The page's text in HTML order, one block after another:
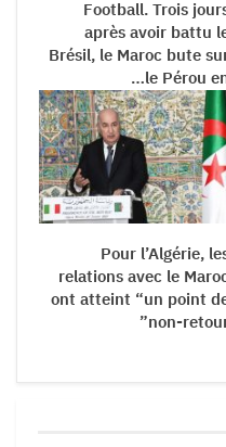
Football. Trois
après avoir battu
Brésil, le Maroc bute
le Pérou
Pour l’Algérie,
relations avec le
ont atteint “un point
non-